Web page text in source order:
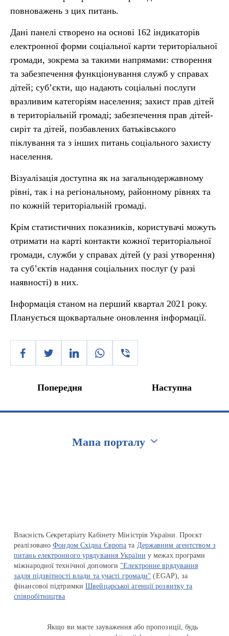
повноважень з цих питань.
Дані панелі створено на основі 162 індикаторів
електронної форми соціальної карти територіальної
громади, зокрема за такими напрямами: створення
та забезпечення функціонування служб у справах
дітей; суб’єкти, що надають соціальні послуги
вразливим категоріям населення; захист прав дітей
в територіальній громаді; забезпечення прав дітей-
сиріт та дітей, позбавлених батьківського
піклування та з інших питань соціального захисту
населення.
Візуалізація доступна як на загальнодержавному
рівні, так і на регіональному, районному рівнях та
по кожній територіальній громаді.
Крім статистичних показників, користувачі можуть
отримати на карті контакти кожної територіальної
громади, служби у справах дітей (у разі утворення)
та суб’єктів надання соціальних послуг (у разі
наявності) в них.
Інформація станом на перший квартал 2021 року.
Планується щоквартальне оновлення інформації.
Попередня Наступна
Мапа порталу
Власність Секретаріату Кабінету Міністрів України. Проєкт
реалізованоФондом Східна Європа та Державним агентством з
питань електронного урядування України у межах програми
міжнародної технічної допомоги "Електронне врядування
задля підзвітності влади та участі громади" (EGAP), за
фінансової підтримкиШвейцарської агенції розвитку та
співробітництва
Якщо ви маєте зауваження або пропозиції, будь